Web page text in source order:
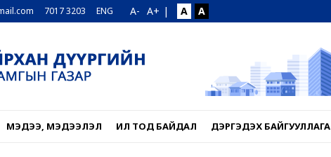
7017 3203 ENG A- A+ | A A
МЭДЭЭ, МЭДЭЭЛЭЛ ИЛ ТОД БАЙДАЛ ДЭРГЭДЭХ БАЙГУУЛЛАГА